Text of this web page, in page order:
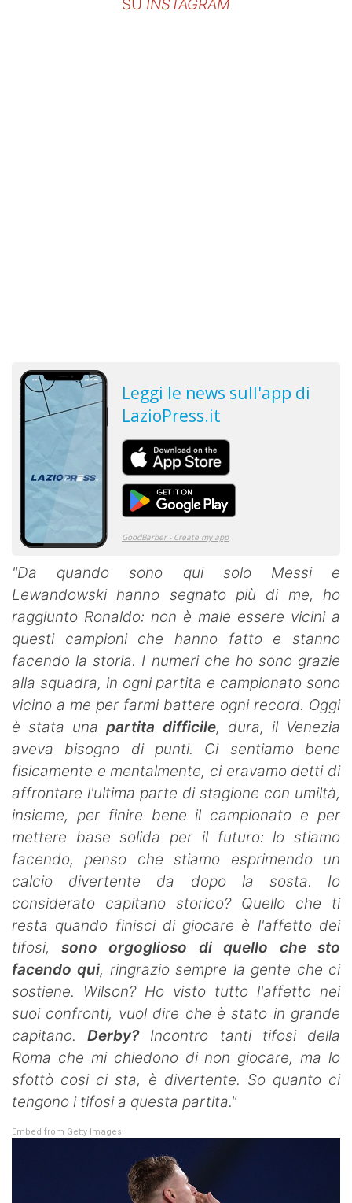
SU INSTAGRAM
"Da quando sono qui solo Messi e
Lewandowski hanno segnato più di me, ho
raggiunto Ronaldo: non è male essere vicini a
questi campioni che hanno fatto e stanno
facendo la storia. I numeri che ho sono grazie
alla squadra, in ogni partita e campionato sono
vicino a me per farmi battere ogni record. Oggi
è stata una partita difficile, dura, il Venezia
aveva bisogno di punti. Ci sentiamo bene
fisicamente e mentalmente, ci eravamo detti di
affrontare l'ultima parte di stagione con umiltà,
insieme, per finire bene il campionato e per
mettere base solida per il futuro: lo stiamo
facendo, penso che stiamo esprimendo un
calcio divertente da dopo la sosta. Io
considerato capitano storico? Quello che ti
resta quando finisci di giocare è l'affetto dei
tifosi, sono orgoglioso di quello che sto
facendo qui, ringrazio sempre la gente che ci
sostiene. Wilson? Ho visto tutto l'affetto nei
suoi confronti, vuol dire che è stato in grande
capitano.Derby?Incontro tanti tifosi della
Roma che mi chiedono di non giocare, ma lo
sfottò cosi ci sta, è divertente. So quanto ci
tengono i tifosi a questa partita."
Embed from Getty Images